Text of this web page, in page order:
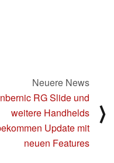
Neuere News
RG Slide und
weitere Handhelds
Update mit
neuen Features
⟩